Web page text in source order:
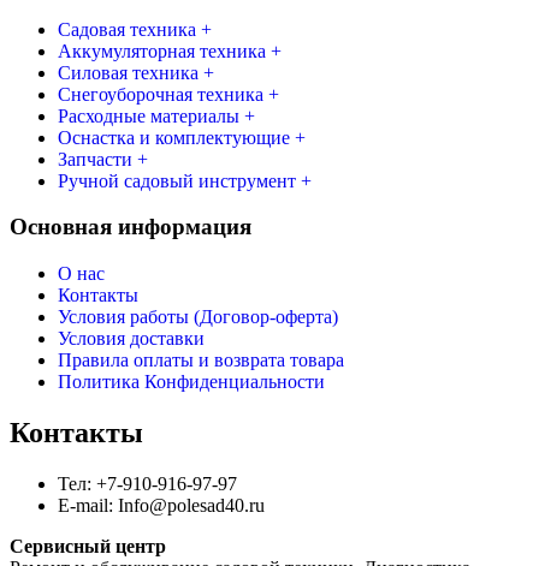
Садовая техника +
Аккумуляторная техника +
Силовая техника +
Снегоуборочная техника +
Расходные материалы +
Оснастка и комплектующие +
Запчасти +
Ручной садовый инструмент +
Основная информация
О нас
Контакты
Условия работы (Договор-оферта)
Условия доставки
Правила оплаты и возврата товара
Политика Конфиденциальности
Контакты
Тел: +7-910-916-97-97
E-mail: Info@polesad40.ru
Сервисный центр